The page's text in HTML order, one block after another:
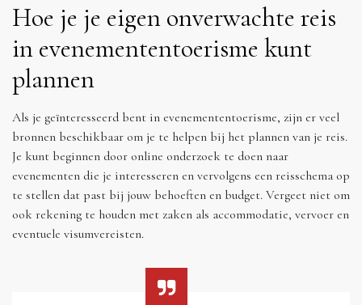
Hoe je je eigen onverwachte reis
in evenemententoerisme kunt
plannen
Als je geïnteresseerd bent in evenemententoerisme, zijn er veel
bronnen beschikbaar om je te helpen bij het plannen van je reis.
Je kunt beginnen door online onderzoek te doen naar
evenementen die je interesseren en vervolgens een reisschema op
te stellen dat past bij jouw behoeften en budget. Vergeet niet om
ook rekening te houden met zaken als accommodatie, vervoer en
eventuele visumvereisten.